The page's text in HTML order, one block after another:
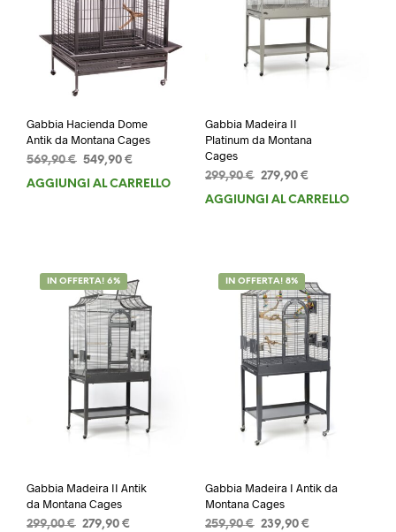
Gabbia Hacienda Dome
Antik da Montana Cages
569,90€ Il
prezzo
549,90 €
prezzo
AGGIUNGI AL CARRELLO
Gabbia Madeira II
Platinum da Montana
Cages
299,90€ Il
prezzo
279,90 €Il
prezzo
AGGIUNGI AL CARRELLO
IN OFFERTA! 6%
Gabbia Madeira II Antik
da Montana Cages
299,00€ Il279,90 €
IN OFFERTA! 8%
Gabbia Madeira I Antik da
Montana Cages
259,90€ Il239,90 €Il